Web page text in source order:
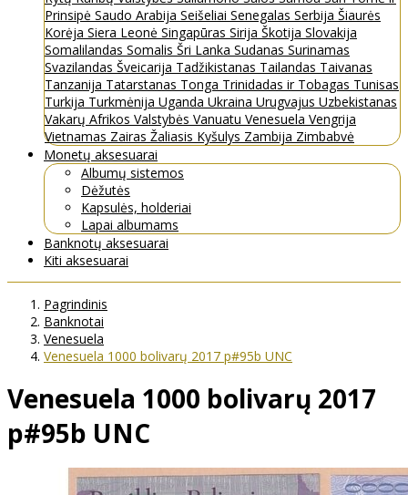
Prinsipė Saudo Arabija Seišeliai Senegalas Serbija Šiaurės
Korėja Siera Leonė Singapūras Sirija Škotija Slovakija
Somalilandas Somalis Šri Lanka Sudanas Surinamas
Svazilandas Šveicarija Tadžikistanas Tailandas Taivanas
Tanzanija Tatarstanas Tonga Trinidadas ir Tobagas Tunisas
Turkija Turkmėnija Uganda Ukraina Urugvajus Uzbekistanas
Vakarų Afrikos Valstybės Vanuatu Venesuela Vengrija
Vietnamas Zairas Žaliasis Kyšulys Zambija Zimbabvė
Monetų aksesuarai
Albumų sistemos
Dėžutės
Kapsulės, holderiai
Lapai albumams
Banknotų aksesuarai
Kiti aksesuarai
Pagrindinis
Banknotai
Venesuela
Venesuela 1000 bolivarų 2017 p#95b UNC
Venesuela 1000 bolivarų 2017
p#95b UNC